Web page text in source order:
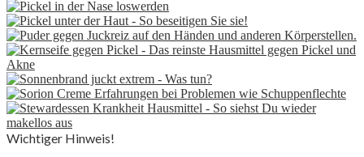
Wichtiger Hinweis!